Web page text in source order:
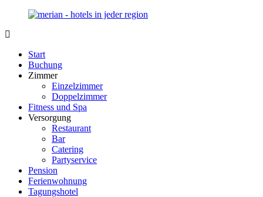
Zurück
Inhalt
Hotel.de
Portal
Hotels,
Unterkunft
Reisen
Deutschland
Start
Buchung
Zimmer
Einzelzimmer
Doppelzimmer
Fitness und Spa
Versorgung
Restaurant
Bar
Catering
Partyservice
Pension
Ferienwohnung
Tagungshotel